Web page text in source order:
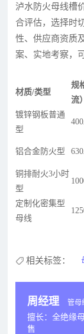
泸水防火母线槽
合评估，选择时
性、供应商资质
案、实地考察，
材质/类型
规
流）
镀锌钢板普通
型
铝合金防火型
铜排耐火3小时
型
定制化密集型
母线
相关标签：
周经理 管母
擅长：全绝缘
售